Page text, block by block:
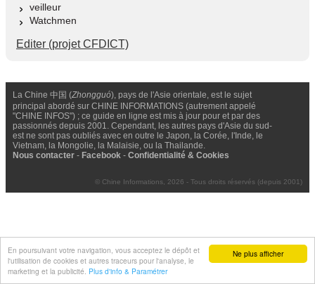
Ne plus afficher
En poursuivant votre navigation, vous acceptez le dépôt et
l'utilisation de cookies et autres traceurs pour l'analyse, le
marketing et la publicité. Plus d'info & Paramétrer
veilleur
Watchmen
Editer (projet CFDICT)
La Chine 中国 (Zhongguó), pays de l'Asie orientale, est le sujet
principal abordé sur CHINE INFORMATIONS (autrement appelé
"CHINE INFOS") ; ce guide en ligne est mis à jour pour et par des
passionnés depuis 2001. Cependant, les autres pays d'Asie du sud-
est ne sont pas oubliés avec en outre le Japon, la Corée, l'Inde, le
Vietnam, la Mongolie, la Malaisie, ou la Thailande.
Nous contacter - Facebook - Confidentialité & Cookies
© Chine Informations, 2026 - Tous droits réservés (depuis 2001)